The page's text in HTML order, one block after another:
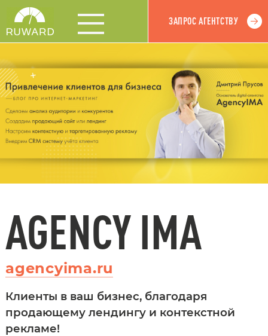
ЗАПРОС АГЕНТСТВУ
AGENCY IMA
agencyima.ru
Клиенты в ваш бизнес, благодаря
продающему лендингу и контекстной
рекламе!